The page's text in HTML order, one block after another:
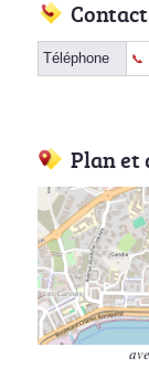
Contact
Téléphone
Plan et